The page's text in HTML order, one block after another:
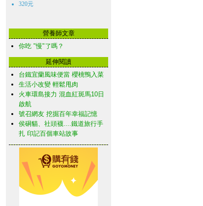
320元
營養師文章
你吃 "慢"了嗎？
延伸閱讀
台鐵宜蘭風味便當 櫻桃鴨入菜
生活小改變 輕鬆甩肉
火車環島接力 混血紅斑馬10日
啟航
號召網友 挖掘百年幸福記憶
侯硐貓、社頭襪....鐵道旅行手
扎 印記百個車站故事